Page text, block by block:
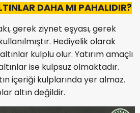
DAHA MI PAHALIDIR?
gerek ziynet eşyası, gerek
Hediyelik olarak
kulplu olur. Yatırım amaçlı
ise kulpsuz olmaktadır.
içeriği kulplarında yer almaz.
altın değildir.